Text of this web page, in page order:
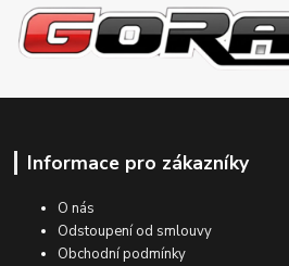
Informace pro zákazníky
O nás
Odstoupení od smlouvy
Obchodní podmínky